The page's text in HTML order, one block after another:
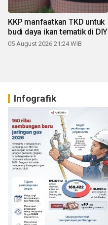
KKP manfaatkan TKD untuk
budi daya ikan tematik di DIY
05 August 2026 21:24 WIB
Infografik